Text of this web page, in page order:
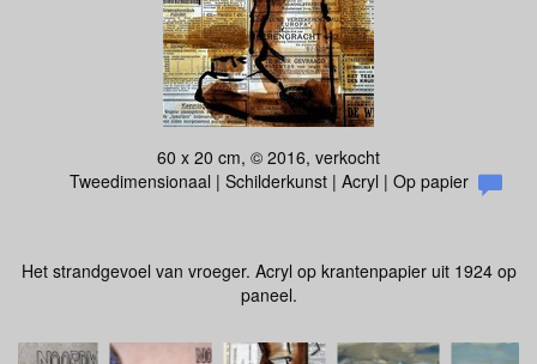
60 x 20 cm, © 2016, verkocht
Tweedimensionaal | Schilderkunst | Acryl | Op papier
Het strandgevoel van vroeger. Acryl op krantenpapier uit 1924 op
paneel.